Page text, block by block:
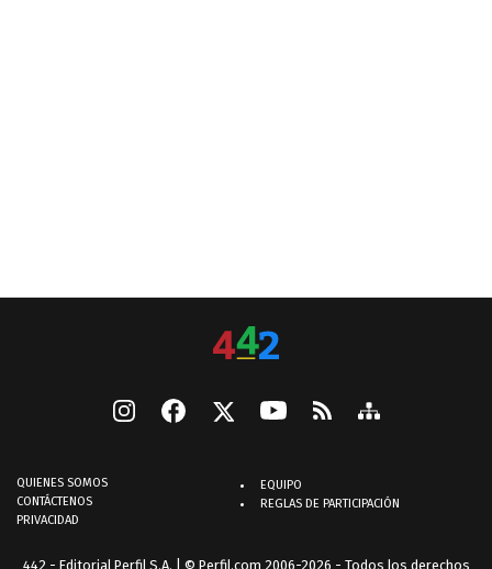
QUIENES SOMOS
CONTÁCTENOS
PRIVACIDAD
EQUIPO
REGLAS DE PARTICIPACIÓN
442 - Editorial Perfil S.A. | © Perfil.com 2006-2026 - Todos los derechos